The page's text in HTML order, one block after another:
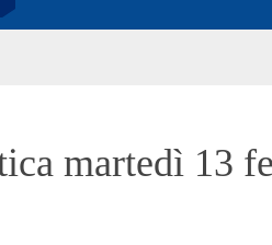
martedì 13